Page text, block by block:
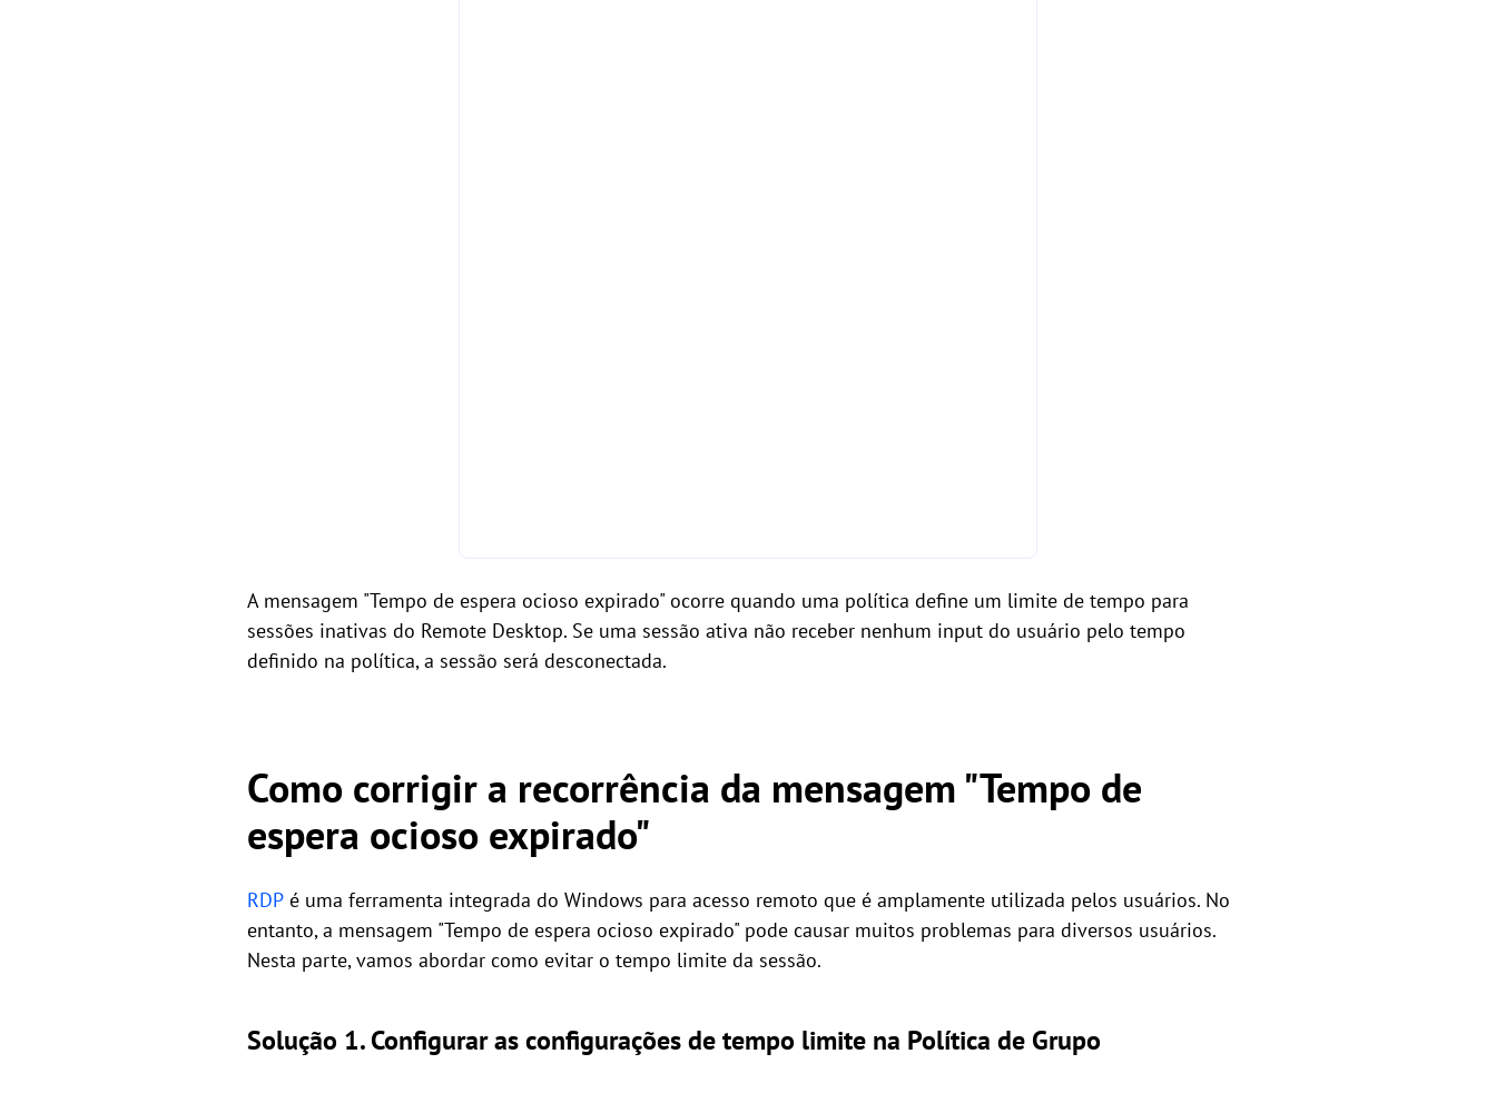
A mensagem "Tempo de espera ocioso expirado" ocorre quando uma política define um limite de tempo para
sessões inativas do Remote Desktop. Se uma sessão ativa não receber nenhum input do usuário pelo tempo
definido na política, a sessão será desconectada.
Como corrigir a recorrência da mensagem "Tempo de
espera ocioso expirado"
RDP é uma ferramenta integrada do Windows para acesso remoto que é amplamente utilizada pelos usuários. No
entanto, a mensagem "Tempo de espera ocioso expirado" pode causar muitos problemas para diversos usuários.
Nesta parte, vamos abordar como evitar o tempo limite da sessão.
Solução 1. Configurar as configurações de tempo limite na Política de Grupo